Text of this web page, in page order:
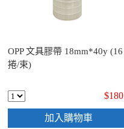
OPP 文具膠帶 18mm*40y (16
捲/束)
$180
加入購物車